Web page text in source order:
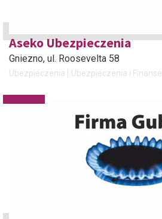
Aseko Ubezpieczenia
Gniezno, ul. Roosevelta 58
Ubezpieczenia Ubezpieczenia i Finanse